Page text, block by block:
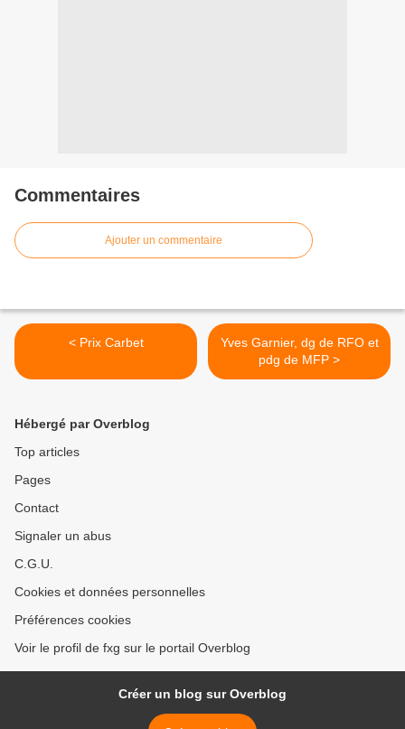
Commentaires
Ajouter un commentaire
< Prix Carbet
Yves Garnier, dg de RFO et
pdg de MFP >
Hébergé par Overblog
Top articles
Pages
Contact
Signaler un abus
C.G.U.
Cookies et données personnelles
Préférences cookies
Voir le profil de fxg sur le portail Overblog
Créer un blog sur Overblog